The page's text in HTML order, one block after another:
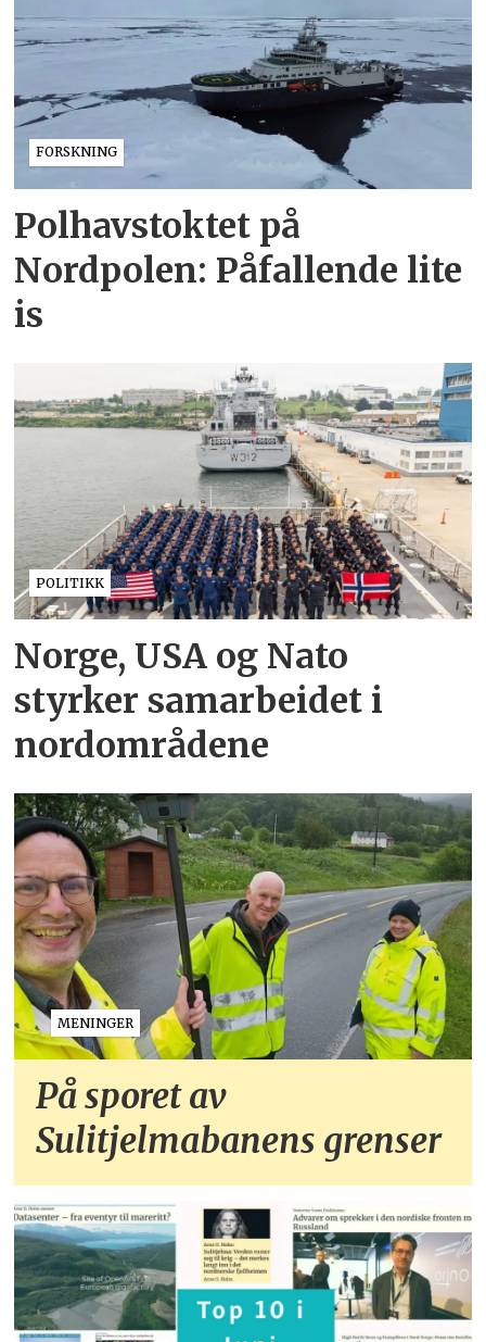
FORSKNING
Polhavstoktet på
Nordpolen: Påfallende lite
is
POLITIKK
Norge, USA og Nato
styrker samarbeidet i
nordområdene
MENINGER
På sporet av
Sulitjelmabanens grenser